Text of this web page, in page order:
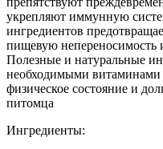
укрепляют иммунную
ингредиентов
пищевую непереносимость
Полезные и натуральные
необходимыми витаминами
физическое состояние и
питомца
Ингредиенты: